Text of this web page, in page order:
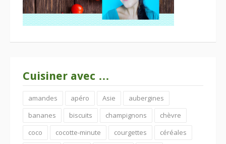
Cuisiner avec …
amandes apéro Asie
aubergines
bananes
biscuits champignons
chèvre
coco
cocotte-minute courgettes
céréales